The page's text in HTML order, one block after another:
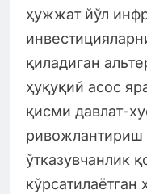
ҳужжат йўл
қиладиган
ҳуқуқий асос
қисми давлат-
ривожлантириш
ўтказувчанлик
кўрсатилаётган